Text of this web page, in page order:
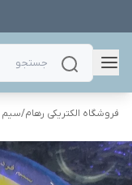
فروشگاه الکتریکی رهام/سیم